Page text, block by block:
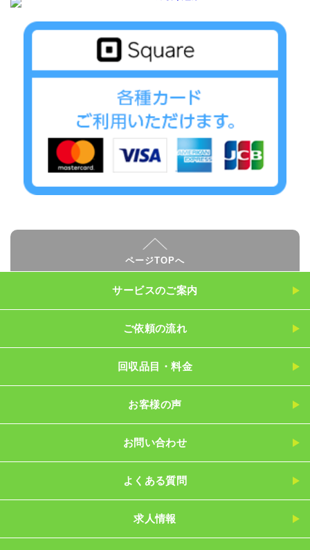
ページTOPへ
サービスのご案内
ご依頼の流れ
回収品目・料金
お客様の声
お問い合わせ
よくある質問
求人情報